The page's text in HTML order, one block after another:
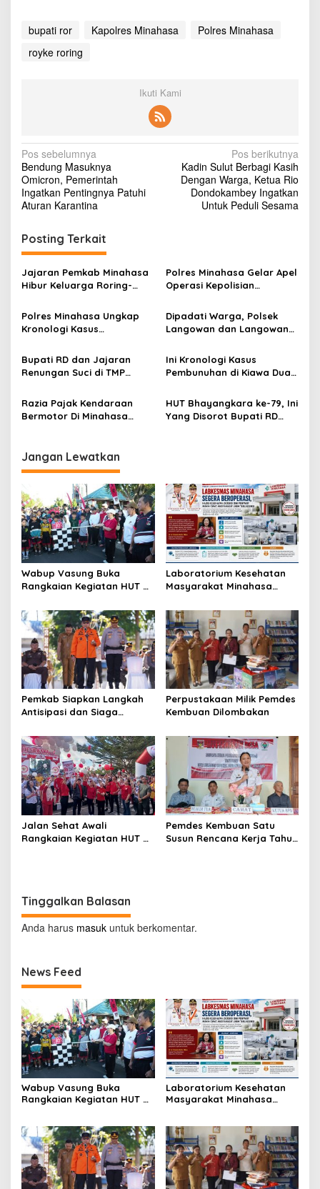
u
2
0
L
i
t
e
T
i
u
s
bupati ror Kapolres Minahasa
Polres Minahasa
royke roring
Ikuti Kami
N
a
v
i
g
a
s
i
p
o
s
Pos sebelumnya
Bendung Masuknya
Omicron, Pemerintah
Ingatkan Pentingnya Patuhi
Aturan Karantina
Pos berikutnya
Kadin Sulut Berbagi Kasih
Dengan Warga, Ketua Rio
Dondokambey Ingatkan
Untuk Peduli Sesama
Posting Terkait
Jajaran Pemkab Minahasa
Hibur Keluarga Roring-
Polres Minahasa Gelar Apel
Operasi Kepolisian
Polres Minahasa Ungkap
Kronologi Kasus
Dipadati Warga, Polsek
Langowan dan Langowan
Bupati RD dan Jajaran
Renungan Suci di TMP
Ini Kronologi Kasus
Pembunuhan di Kiawa Dua
Razia Pajak Kendaraan
Bermotor Di Minahasa
HUT Bhayangkara ke-79, Ini
Yang Disorot Bupati RD
Jangan Lewatkan
Wabup Vasung Buka
Rangkaian Kegiatan HUT RI
Tompaso Raya
Laboratorium Kesehatan
Masyarakat Minahasa
Kegunaannya
Pemkab Siapkan Langkah
Antisipasi dan Siaga
Minahasa
Perpustakaan Milik Pemdes
Kembuan Dilombakan
Jalan Sehat Awali
Rangkaian Kegiatan HUT RI
Pemdes Kembuan Satu
Susun Rencana Kerja Tahun
Tinggalkan Balasan
Anda harus masuk untuk berkomentar.
News Feed
Wabup Vasung Buka
Rangkaian Kegiatan HUT RI
Laboratorium Kesehatan
Masyarakat Minahasa